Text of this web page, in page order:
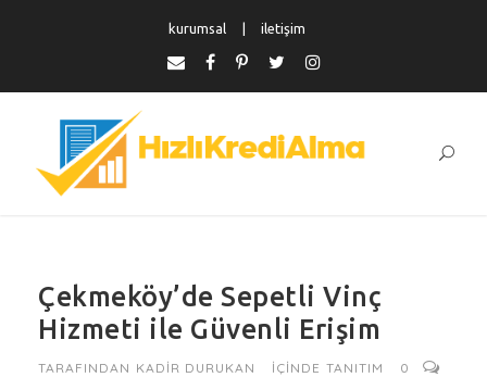
kurumsal iletişim
Çekmeköy’de Sepetli Vinç
Hizmeti ile Güvenli Erişim
TARAFINDAN KADIR DURUKAN IÇINDE TANITIM 0